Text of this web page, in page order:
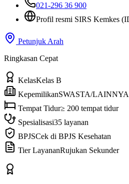
021-296 36 900
Profil resmi SIRS Kemkes
Petunjuk Arah
Ringkasan Cepat
KelasKelas B
KepemilikanSWASTA/LAINNYA
Tempat Tidur≥ 200 tempat tidur
Spesialisasi35 layanan
BPJSCek di BPJS Kesehatan
Tier LayananRujukan Sekunder